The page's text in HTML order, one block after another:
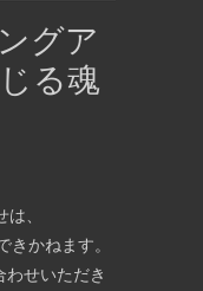
グア
る魂
、
きかねます。
せいただき